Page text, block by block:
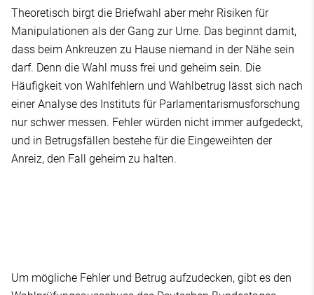
Theoretisch birgt die Briefwahl aber mehr Risiken für
Manipulationen als der Gang zur Urne. Das beginnt damit,
dass beim Ankreuzen zu Hause niemand in der Nähe sein
darf. Denn die Wahl muss frei und geheim sein. Die
Häufigkeit von Wahlfehlern und Wahlbetrug lässt sich nach
einer Analyse des Instituts für Parlamentarismusforschung
nur schwer messen. Fehler würden nicht immer aufgedeckt,
und in Betrugsfällen bestehe für die Eingeweihten der
Anreiz, den Fall geheim zu halten.
Um mögliche Fehler und Betrug aufzudecken, gibt es den